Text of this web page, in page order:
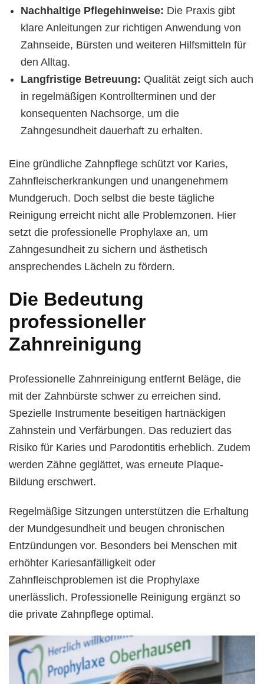
Nachhaltige Pflegehinweise: Die Praxis gibt
klare Anleitungen zur richtigen Anwendung von
Zahnseide, Bürsten und weiteren Hilfsmitteln für
den Alltag.
Langfristige Betreuung: Qualität zeigt sich auch
in regelmäßigen Kontrollterminen und der
konsequenten Nachsorge, um die
Zahngesundheit dauerhaft zu erhalten.
Eine gründliche Zahnpflege schützt vor Karies,
Zahnfleischerkrankungen und unangenehmem
Mundgeruch. Doch selbst die beste tägliche
Reinigung erreicht nicht alle Problemzonen. Hier
setzt die professionelle Prophylaxe an, um
Zahngesundheit zu sichern und ästhetisch
ansprechendes Lächeln zu fördern.
Die Bedeutung
professioneller
Zahnreinigung
Professionelle Zahnreinigung entfernt Beläge, die
mit der Zahnbürste schwer zu erreichen sind.
Spezielle Instrumente beseitigen hartnäckigen
Zahnstein und Verfärbungen. Das reduziert das
Risiko für Karies und Parodontitis erheblich. Zudem
werden Zähne geglättet, was erneute Plaque-
Bildung erschwert.
Regelmäßige Sitzungen unterstützen die Erhaltung
der Mundgesundheit und beugen chronischen
Entzündungen vor. Besonders bei Menschen mit
erhöhter Kariesanfälligkeit oder
Zahnfleischproblemen ist die Prophylaxe
unerlässlich. Professionelle Reinigung ergänzt so
die private Zahnpflege optimal.